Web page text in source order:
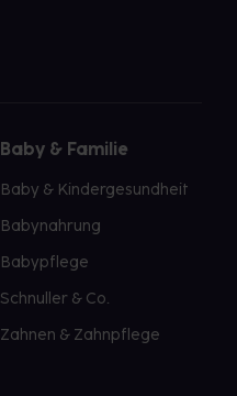
Baby & Familie
Baby & Kindergesundheit
Babynahrung
Babypflege
Schnuller & Co.
Zahnen & Zahnpflege